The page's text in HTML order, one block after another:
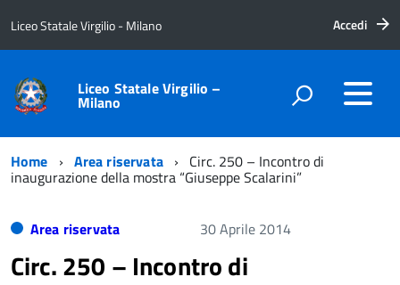
Liceo Statale Virgilio - Milano Accedi
Liceo Statale Virgilio –
Milano
Home Area riservata Circ. 250 – Incontro di
inaugurazione della mostra “Giuseppe Scalarini”
Area riservata 30 Aprile 2014
Circ. 250 – Incontro di